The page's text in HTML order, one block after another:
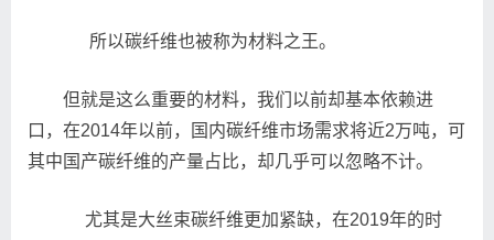
所以碳纤维也被称为材料之王。
但就是这么重要的材料，我们以前却基本依赖进
口，在2014年以前，国内碳纤维市场需求将近2万吨，可
其中国产碳纤维的产量占比，却几乎可以忽略不计。
尤其是大丝束碳纤维更加紧缺，在2019年的时